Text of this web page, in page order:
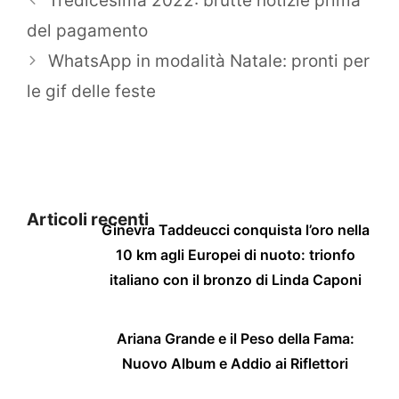
del pagamento
WhatsApp in modalità Natale: pronti per
le gif delle feste
Articoli recentiGinevra Taddeucci conquista l’oro nella
10 km agli Europei di nuoto: trionfo
italiano con il bronzo di Linda Caponi
Ariana Grande e il Peso della Fama:
Nuovo Album e Addio ai Riflettori